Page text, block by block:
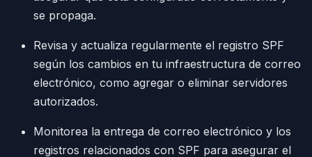
se propaga.
Revisa y actualiza regularmente el registro SPF
según los cambios en tu infraestructura de correo
electrónico, como agregar o eliminar servidores
autorizados.
Monitorea la entrega de correo electrónico y los
registros relacionados con SPF para asegurar el